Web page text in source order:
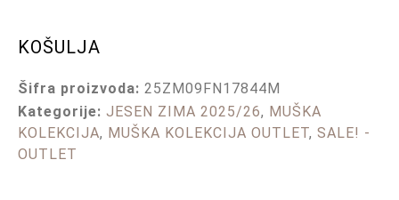
KOŠULJA
Šifra proizvoda: 25ZM09FN17844M
Kategorije: JESEN ZIMA 2025/26, MUŠKA
KOLEKCIJA, MUŠKA KOLEKCIJA OUTLET, SALE! -
OUTLET